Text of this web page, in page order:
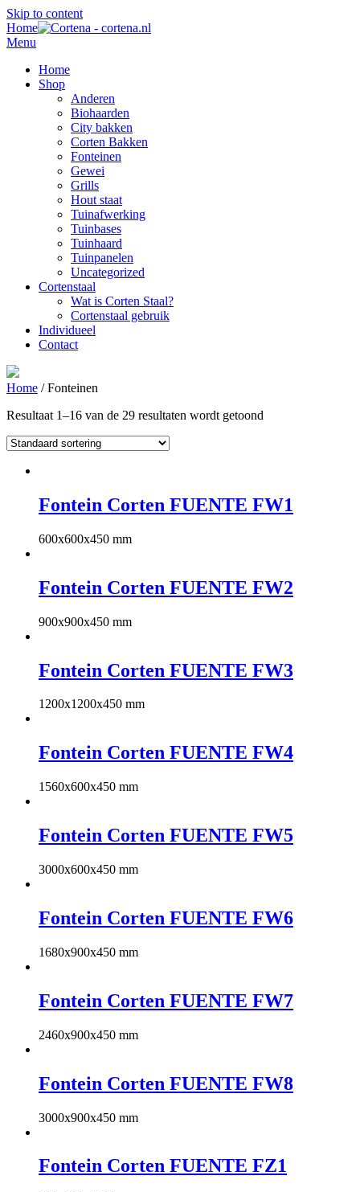
Skip to content
Home
Menu
Home
Shop
Anderen
Biohaarden
City bakken
Corten Bakken
Fonteinen
Gewei
Grills
Hout staat
Tuinafwerking
Tuinbases
Tuinhaard
Tuinpanelen
Uncategorized
Cortenstaal
Wat is Corten Staal?
Cortenstaal gebruik
Individueel
Contact
Home / Fonteinen
Resultaat 1–16 van de 29 resultaten wordt getoond
Fontein Corten FUENTE FW1
600x600x450 mm
Fontein Corten FUENTE FW2
900x900x450 mm
Fontein Corten FUENTE FW3
1200x1200x450 mm
Fontein Corten FUENTE FW4
1560x600x450 mm
Fontein Corten FUENTE FW5
3000x600x450 mm
Fontein Corten FUENTE FW6
1680x900x450 mm
Fontein Corten FUENTE FW7
2460x900x450 mm
Fontein Corten FUENTE FW8
3000x900x450 mm
Fontein Corten FUENTE FZ1